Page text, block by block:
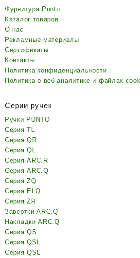
Фурнитура Punto
Каталог товаров
О нас
Рекламные материалы
Сертификаты
Контакты
Политика конфиденциальности
Политика о веб-аналитике и файлах
Серии ручек
Ручки PUNTO
Серия TL
Серия QR
Серия QL
Серия ARC.R
Серия ARC.Q
Серия ZQ
Серия ELQ
Серия ZR
Завертки ARC.Q
Накладки ARC.Q
Серия QS
Серия QSL
Серия QSL